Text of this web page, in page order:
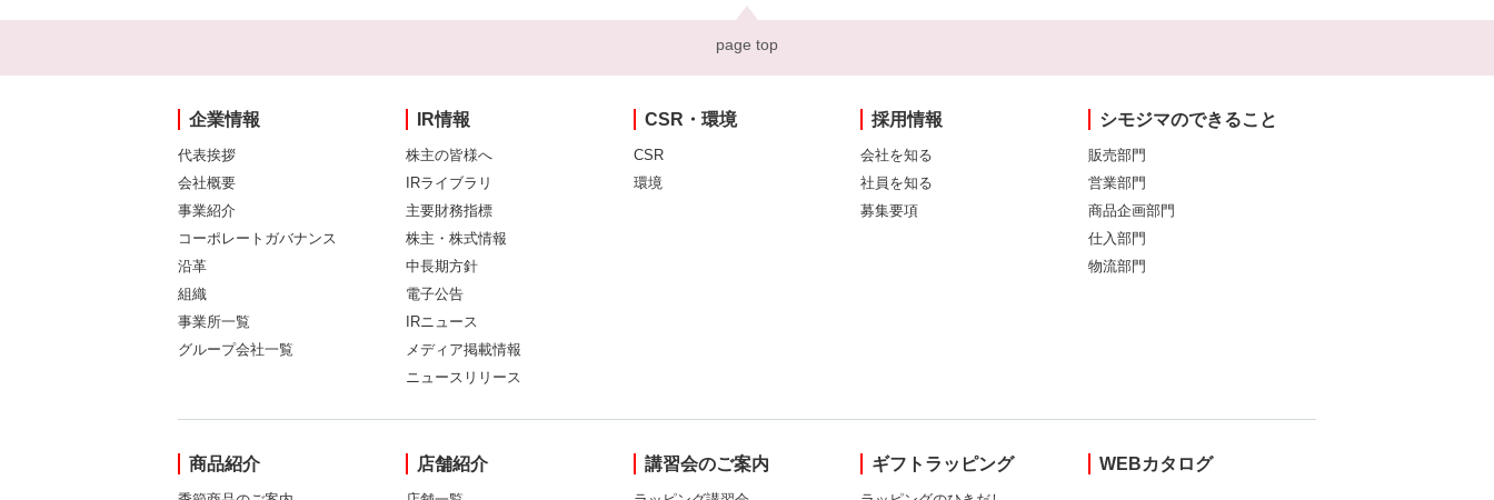
page top
企業情報
代表挨拶
会社概要
事業紹介
コーポレートガバナンス
沿革
組織
事業所一覧
グループ会社一覧
IR情報
株主の皆様へ
IRライブラリ
主要財務指標
株主・株式情報
中長期方針
電子公告
IRニュース
メディア掲載情報
ニュースリリース
CSR・環境
CSR
環境
採用情報
会社を知る
社員を知る
募集要項
シモジマのできること
販売部門
営業部門
商品企画部門
仕入部門
物流部門
商品紹介 店舗紹介 講習会のご案内 ギフトラッピング WEBカタログ